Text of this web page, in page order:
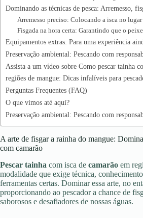
Dominando as técnicas de pesca: Arremesso,
Arremesso preciso: Colocando a isca no lugar
Fisgada na hora certa: Garantindo que o
Equipamentos extras: Para uma experiência
Preservação ambiental: Pescando com
Assista a um vídeo sobre Como pescar tainha
regiões de mangue: Dicas infalíveis para
Perguntas Frequentes (FAQ)
O que vimos até aqui?
Preservação ambiental: Pescando com
A arte de fisgar a rainha do mangue:
com camarão
Pescar tainha com isca de camarão em
modalidade que exige técnica,
ferramentas certas. Dominar essa arte, no
proporcionando ao pescador a chance de
saborosos e desafiadores de nossas águas.